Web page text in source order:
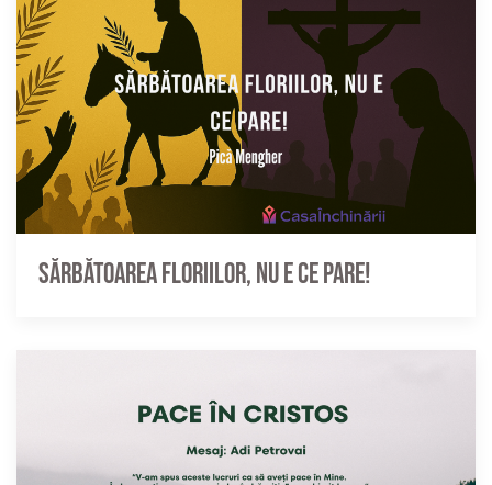
Sărbătoarea Floriilor, nu e ce pare!